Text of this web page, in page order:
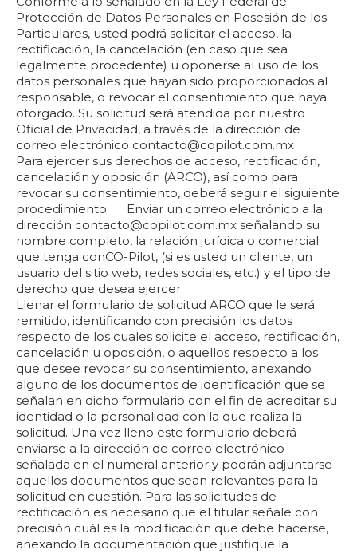
Protección de Datos Personales en Posesión de los
Particulares, usted podrá solicitar el acceso, la
rectificación, la cancelación (en caso que sea
legalmente procedente) u oponerse al uso de los
datos personales que hayan sido proporcionados al
responsable, o revocar el consentimiento que haya
otorgado. Su solicitud será atendida por nuestro
Oficial de Privacidad, a través de la dirección de
correo electrónico contacto@copilot.com.mx
Para ejercer sus derechos de acceso, rectificación,
cancelación y oposición (ARCO), así como para
revocar su consentimiento, deberá seguir el siguiente
procedimiento: Enviar un correo electrónico a la
dirección contacto@copilot.com.mx señalando su
nombre completo, la relación jurídica o comercial
que tenga conCO-Pilot, (si es usted un cliente, un
usuario del sitio web, redes sociales, etc.) y el tipo de
derecho que desea ejercer.
Llenar el formulario de solicitud ARCO que le será
remitido, identificando con precisión los datos
respecto de los cuales solicite el acceso, rectificación,
cancelación u oposición, o aquellos respecto a los
que desee revocar su consentimiento, anexando
alguno de los documentos de identificación que se
señalan en dicho formulario con el fin de acreditar su
identidad o la personalidad con la que realiza la
solicitud. Una vez lleno este formulario deberá
enviarse a la dirección de correo electrónico
señalada en el numeral anterior y podrán adjuntarse
aquellos documentos que sean relevantes para la
solicitud en cuestión. Para las solicitudes de
rectificación es necesario que el titular señale con
precisión cuál es la modificación que debe hacerse,
anexando la documentación que justifique la